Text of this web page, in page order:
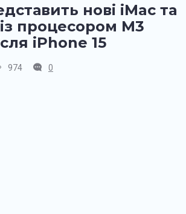
нові iMac та
процесором M3
iPhone 15
974 0